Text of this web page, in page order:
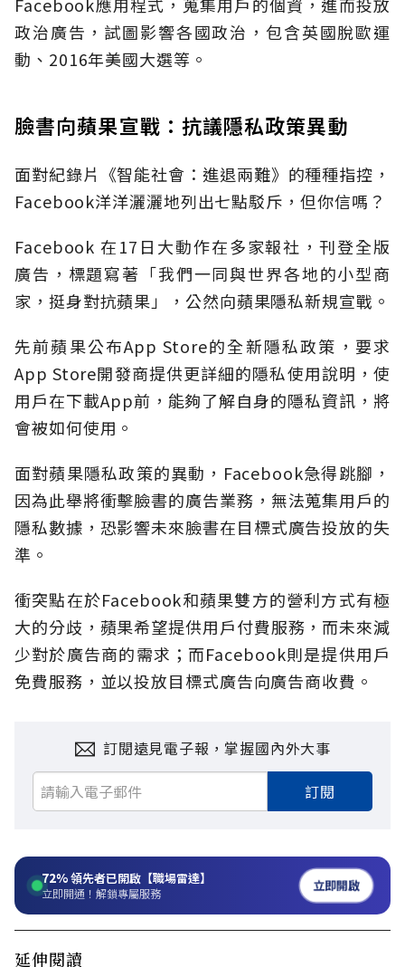
政治廣告，試圖影響各國政治，包含英國脫歐運
動、2016年美國大選等。
臉書向蘋果宣戰：抗議隱私政策異動
面對紀錄片《智能社會：進退兩難》的種種指控，
Facebook洋洋灑灑地列出七點駁斥，但你信嗎？
Facebook 在17日大動作在多家報社，刊登全版
廣告，標題寫著「我們一同與世界各地的小型商
家，挺身對抗蘋果」，公然向蘋果隱私新規宣戰。
先前蘋果公布App Store的全新隱私政策，要求
App Store開發商提供更詳細的隱私使用說明，使
用戶在下載App前，能夠了解自身的隱私資訊，將
會被如何使用。
面對蘋果隱私政策的異動，Facebook急得跳腳，
因為此舉將衝擊臉書的廣告業務，無法蒐集用戶的
隱私數據，恐影響未來臉書在目標式廣告投放的失
準。
衝突點在於Facebook和蘋果雙方的營利方式有極
大的分歧，蘋果希望提供用戶付費服務，而未來減
少對於廣告商的需求；而Facebook則是提供用戶
免費服務，並以投放目標式廣告向廣告商收費。
訂閱遠見電子報，掌握國內外大事
訂閱
72%領先者已開啟【職場雷達】
立即開通！解鎖專屬服務 立即開啟
延伸閱讀